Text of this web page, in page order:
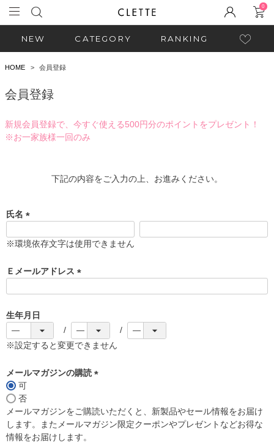
0
NEW CATEGORY RANKING
HOME 会員登録
会員登録
新規会員登録で、今すぐ使える500円分のポイントをプレゼント！
※お一家族様一回のみ
下記の内容をご入力の上、お進みください。
氏名
必
)
※環境依存文字は使用できません
Ｅメールアドレス
)
生年月日
※設定すると変更できません
メールマガジンの購読
須
)
可
否
メールマガジンをご購読いただくと、新製品やセール情報をお届け
します。またメールマガジン限定クーポンやプレゼントなどお得な
情報をお届けします。